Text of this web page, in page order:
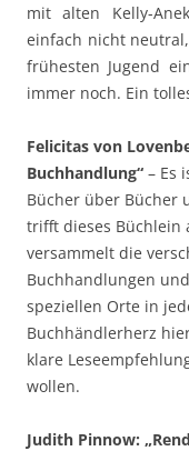
mit alten Kelly-
einfach nicht
frühesten Jugend
immer noch. Ein
Felicitas von
Buchhandlung“ – Es
Bücher über Bücher
trifft dieses Büchlein
versammelt die
Buchhandlungen
speziellen Orte in
Buchhändlerherz
klare
wollen.
Judith Pinnow: